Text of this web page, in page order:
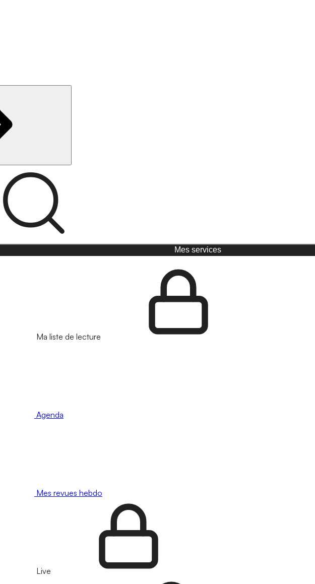
Mes services
Ma liste de lecture
Agenda
Mes revues hebdo
Live